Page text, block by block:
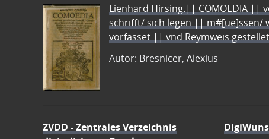
Lienhard Hirsing.|| COMOEDIA ||
schrifft/ sich legen || m#[ue]ssen/
vorfasset || vnd Reymweis
Autor: Bresnicer, Alexius
ZVDD - Zentrales Verzeichnis